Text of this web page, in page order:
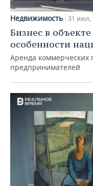
Недвижимость 31 июл,
Бизнес в
особенности
Аренда коммерческих
предпринимателей